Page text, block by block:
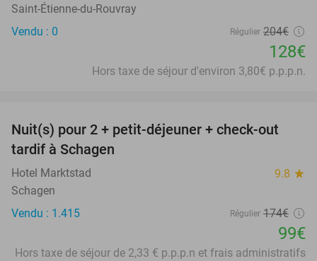
Saint-Étienne-du-Rouvray
Vendu : 0
Régulier 204€
128€
Hors taxe de séjour d'environ 3,80€ p.p.p.n.
43%
Nuit(s) pour 2 + petit-déjeuner + check-out
tardif à Schagen
Hotel Marktstad 9.8 star
Schagen
Vendu : 1.415
Régulier 174€
99€
Hors taxe de séjour de 2,33 € p.p.p.n et frais administratifs